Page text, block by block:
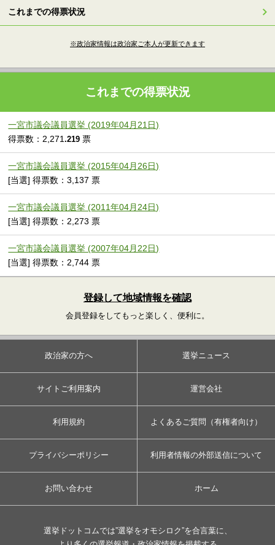
これまでの得票状況
※政治家情報は政治家ご本人が更新できます
これまでの得票状況
一宮市議会議員選挙 (2019年04月21日)
得票数：2,271.219 票
一宮市議会議員選挙 (2015年04月26日)
[当選] 得票数：3,137 票
一宮市議会議員選挙 (2011年04月24日)
[当選] 得票数：2,273 票
一宮市議会議員選挙 (2007年04月22日)
[当選] 得票数：2,744 票
登録して地域情報を確認
会員登録をしてもっと楽しく、便利に。
政治家の方へ 選挙ニュース
サイトご利用案内 運営会社
利用規約 よくあるご質問（有権者向け）
プライバシーポリシー 利用者情報の外部送信について
お問い合わせ ホーム
選挙ドットコムでは”選挙をオモシロク”を合言葉に、